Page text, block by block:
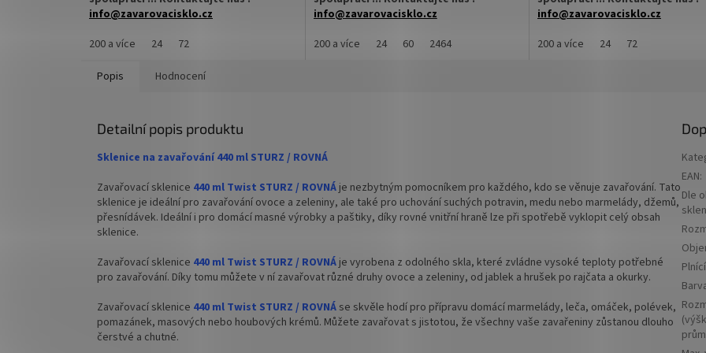
info@zavarovacisklo.cz
Zavařovací sklenice 425 ml Twist Off TO 82
džemy, pesto, ovoce nebo nakládanou
ml
✅ Twist Off šroubový uzávěr uzavřete
✅ Různá víčka TO 82 ke sklenici objednejte
ZDE
✅ Jako dělaná pro lečo, zavařeniny,
polévky aj.
✅Paletu za výhodnější cenu
objednejte ZDE
200 a více 24 72
info@zavarovacisklo.cz
Zavařovací sklenice 440 ml Twist Off TO 82
✅ Twist Off šroubový uzávěr uzavřete
rukou
✅ Různá víčka TO 82 ke sklenici
objednejteZDE
✅ Jako dělaná pro polévky, zeleninové
pokrmy, džemy
✅Paletu za výhodnější cenu
objednejteZDE
200 a více 24 60 2464
info@zavarovacisklo.cz
Zavařovací sklenice 540 ml Twist Off
✅ Různá víčka TO 82 ke sklenici
ZDE
✅ Jako dělaná pro kimči,
✅ Paletu za výhodnější
objednejteZDE
200 a více 24 72
Popis Hodnocení
Detailní popis produktu
Sklenice na zavařování 440 ml STURZ / ROVNÁ
Zavařovací sklenice 440 ml Twist STURZ / ROVNÁ je nezbytným pomocníkem pro každého, kdo se věnuje zavařování. Tato
sklenice je ideální pro zavařování ovoce a zeleniny, ale také pro uchování suchých potravin, medu nebo marmelády, džemů,
přesnídávek. Ideální i pro domácí masné výrobky a paštiky, díky rovné vnitřní hraně lze při spotřebě vyklopit celý obsah
sklenice.
Zavařovací sklenice 440 ml Twist STURZ / ROVNÁ je vyrobena z odolného skla, které zvládne vysoké teploty potřebné
pro zavařování. Díky tomu můžete v ní zavařovat různé druhy ovoce a zeleniny, od jablek a hrušek po rajčata a okurky.
Zavařovací sklenice 440 ml Twist STURZ / ROVNÁ se skvěle hodí pro přípravu domácí marmelády, leča, omáček, polévek,
pomazánek, masových nebo houbových krémů. Můžete zavařovat s jistotou, že všechny vaše zavařeniny zůstanou dlouho
čerstvé a chutné.
EAN:
Dle